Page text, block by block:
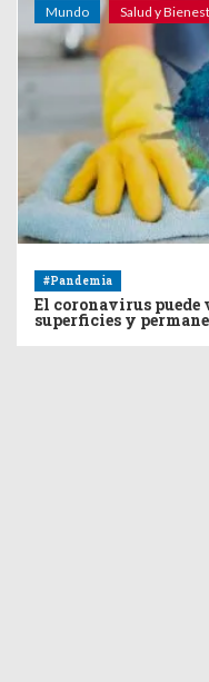
Mundo Salud y
#Pandemia
El coronavirus
superficies y